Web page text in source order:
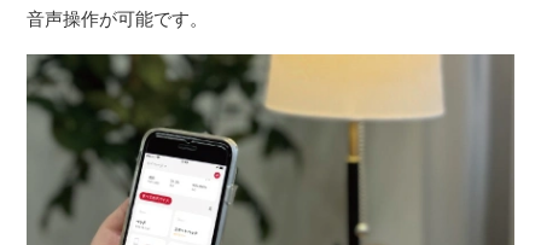
音声操作が可能です。